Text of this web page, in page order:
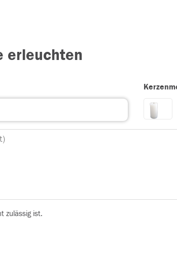
erleuchten
zulässig ist.